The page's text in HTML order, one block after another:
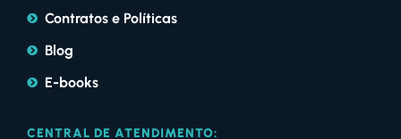
Contratos e Políticas
Blog
E-books
CENTRAL DE ATENDIMENTO: